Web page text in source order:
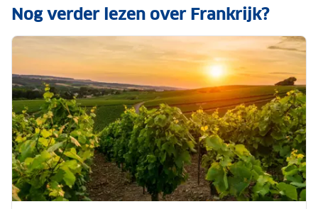
Nog verder lezen over Frankrijk?